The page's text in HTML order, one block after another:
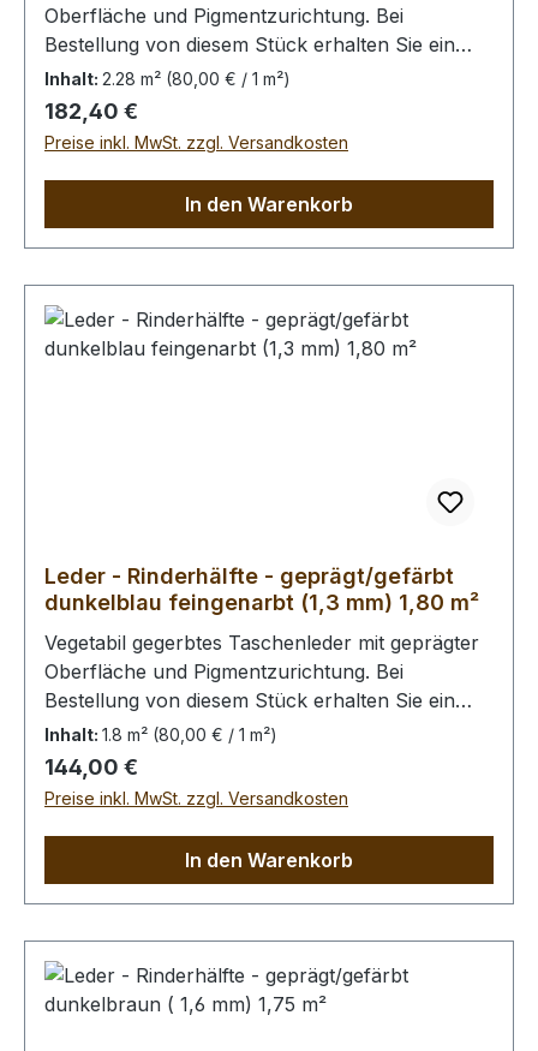
Oberfläche und Pigmentzurichtung. Bei
Bestellung von diesem Stück erhalten Sie ein
2,28 m² großes Leder. Das Kernstück ist 160 cm
x 60 cm groß (siehe Foto 2).
Inhalt: 2.28 m² (80,00 € / 1 m²)
Regulärer Preis:
182,40 €
Preise inkl. MwSt. zzgl. Versandkosten
In den Warenkorb
Leder - Rinderhälfte - geprägt/gefärbt
dunkelblau feingenarbt (1,3 mm) 1,80 m²
Vegetabil gegerbtes Taschenleder mit geprägter
Oberfläche und Pigmentzurichtung. Bei
Bestellung von diesem Stück erhalten Sie ein
1,80 m² großes Leder. Das Kernstück ist 140 cm
x 65 cm groß (siehe Foto 2).
Inhalt: 1.8 m² (80,00 € / 1 m²)
Regulärer Preis:
144,00 €
Preise inkl. MwSt. zzgl. Versandkosten
In den Warenkorb